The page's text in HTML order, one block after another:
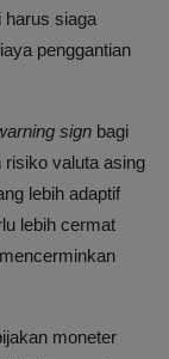
harus siaga
penggantian
sign bagi
valuta asing
lebih adaptif
lebih cermat
moneter